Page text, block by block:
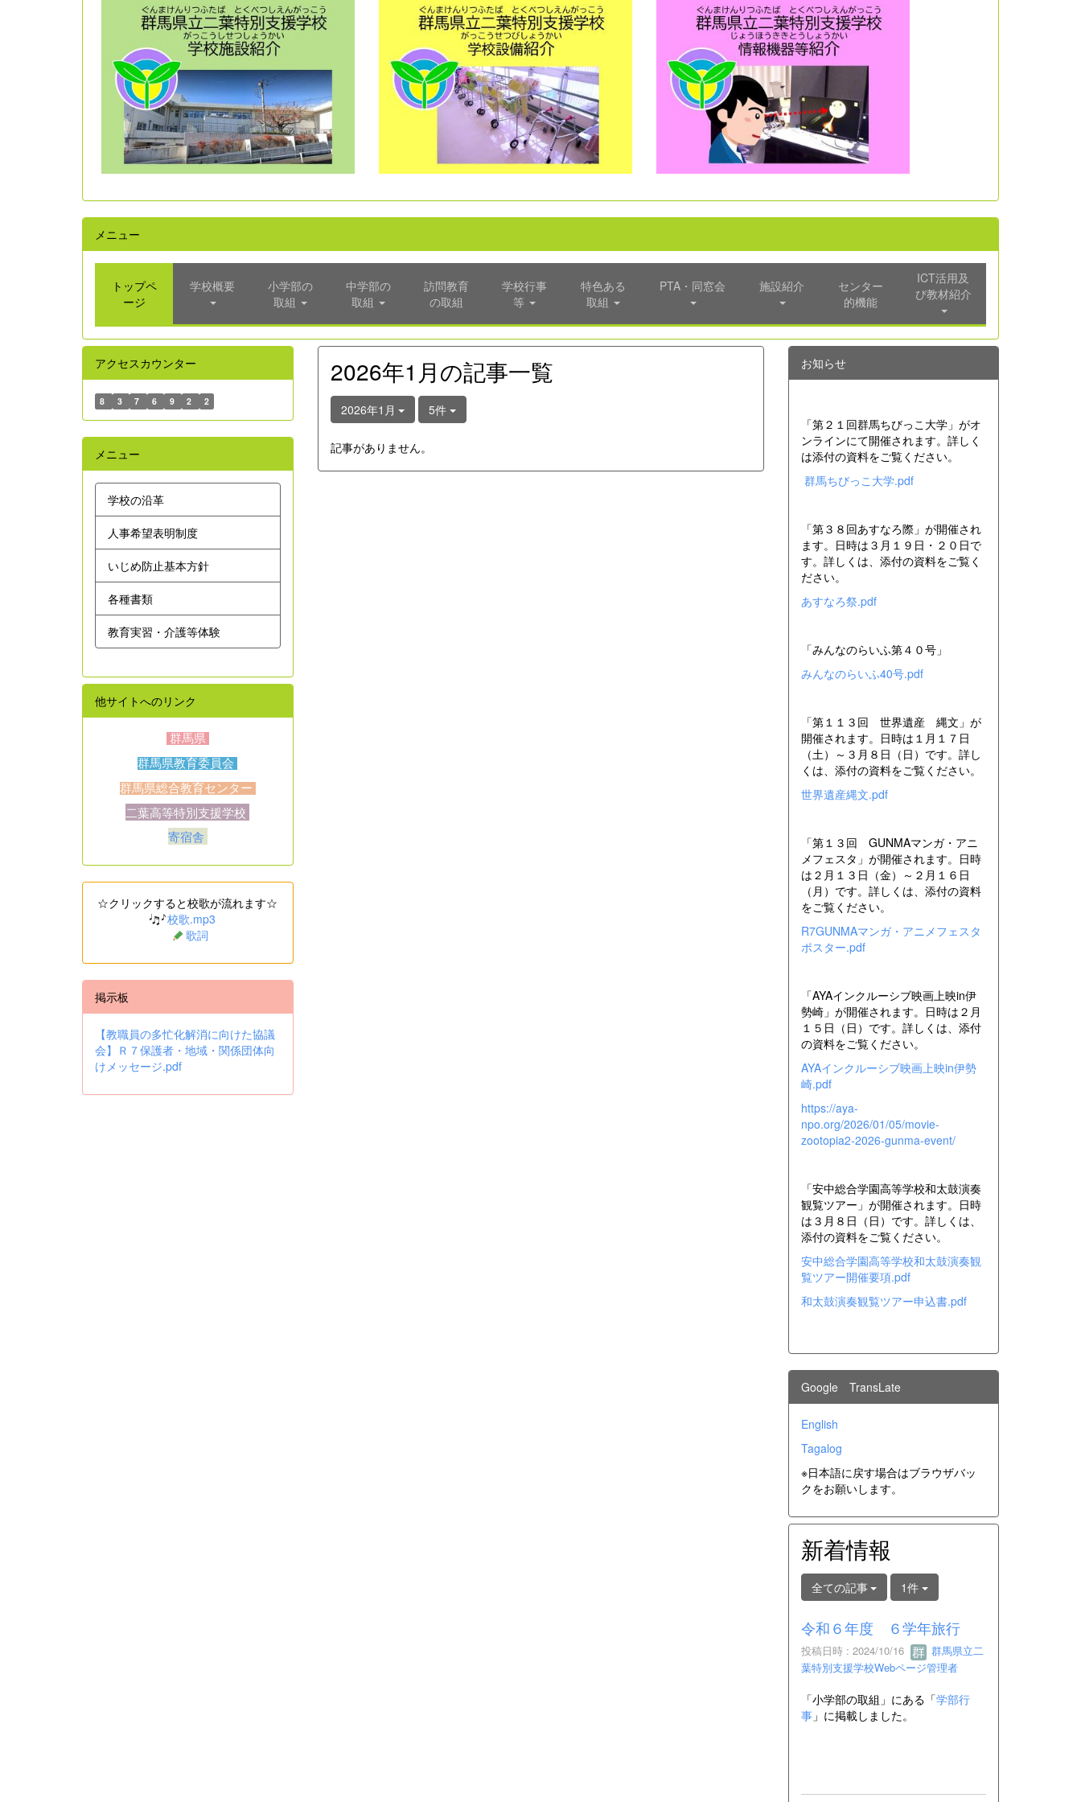
メニュー
トップペ
ージ
学校概要
小学部の
取組
中学部の
取組
訪問教育
の取組
学校行事
等
特色ある
取組
PTA・同窓会 施設紹介
センター
的機能
ICT活用及
び教材紹介
2026年1月の記事一覧
2026年1月 5件
記事がありません。
アクセスカウンター
8 3 7 6 9 2 2
メニュー
学校の沿革
人事希望表明制度
いじめ防止基本方針
各種書類
教育実習・介護等体験
他サイトへのリンク
群馬県
群馬県教育委員会
群馬県総合教育センター
二葉高等特別支援学校
寄宿舎
☆クリックすると校歌が流れます☆
校歌.mp3
歌詞
掲示板
【教職員の多忙化解消に向けた協議
会】Ｒ７保護者・地域・関係団体向
けメッセージ.pdf
お知らせ
「第２１回群馬ちびっこ大学」がオ
ンラインにて開催されます。詳しく
は添付の資料をご覧ください。
群馬ちびっこ大学.pdf
「第３８回あすなろ際」が開催され
ます。日時は３月１９日・２０日で
す。詳しくは、添付の資料をご覧く
ださい。
あすなろ祭.pdf
「みんなのらいふ第４０号」
みんなのらいふ40号.pdf
「第１１３回 世界遺産 縄文」が
開催されます。日時は１月１７日
（土）～３月８日（日）です。詳し
くは、添付の資料をご覧ください。
世界遺産縄文.pdf
「第１３回 GUNMAマンガ・アニ
メフェスタ」が開催されます。日時
は２月１３日（金）～２月１６日
（月）です。詳しくは、添付の資料
をご覧ください。
R7GUNMAマンガ・アニメフェスタ
ポスター.pdf
「AYAインクルーシブ映画上映in伊
勢崎」が開催されます。日時は２月
１５日（日）です。詳しくは、添付
の資料をご覧ください。
AYAインクルーシブ映画上映in伊勢
崎.pdf
https://aya-
npo.org/2026/01/05/movie-
zootopia2-2026-gunma-event/
「安中総合学園高等学校和太鼓演奏
観覧ツアー」が開催されます。日時
は３月８日（日）です。詳しくは、
添付の資料をご覧ください。
安中総合学園高等学校和太鼓演奏観
覧ツアー開催要項.pdf
和太鼓演奏観覧ツアー申込書.pdf
Google TransLate
English
Tagalog
※日本語に戻す場合はブラウザバッ
クをお願いします。
新着情報
全ての記事 1件
令和６年度 ６学年旅行
投稿日時 : 2024/10/16
群馬県立二
葉特別支援学校Webページ管理者
「小学部の取組」にある「学部行
事」に掲載しました。